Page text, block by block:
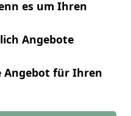
es um Ihren
Angebote
Angebot für Ihren